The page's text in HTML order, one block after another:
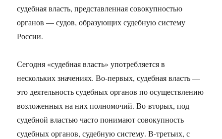
судебная власть, представленная совокупностью
органов — судов, образующих судебную систему
России.
Сегодня «судебная власть» употребляется в
нескольких значениях. Во-первых, судебная власть —
это деятельность судебных органов по осуществлению
возложенных на них полномочий. Во-вторых, под
судебной властью часто понимают совокупность
судебных органов, судебную систему. В-третьих, с